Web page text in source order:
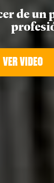
de un
VER VIDEO